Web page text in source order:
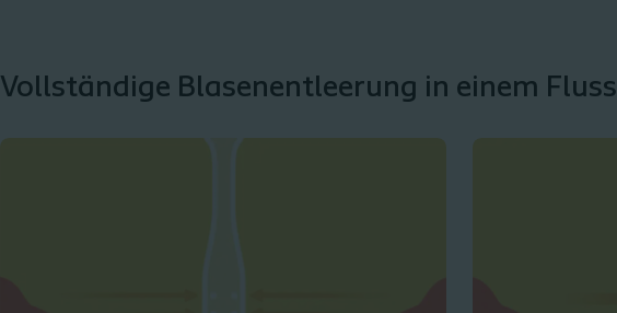
Vollständige Blasenentleerung in einem Fluss